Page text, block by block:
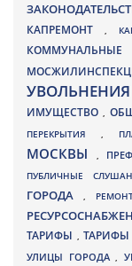
КАПРЕМОНТ ,
ИМУЩЕСТВО ,
ПЕРЕКРЫТИЯ ,
МОСКВЫ
,
ПУБЛИЧНЫЕ
ГОРОДА
,
ТАРИФЫ ,
УЛИЦЫ ГОРОДА ,